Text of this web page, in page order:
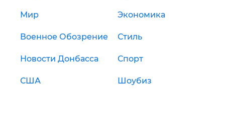
Мир Экономика
Военное Обозрение Стиль
Новости Донбасса Спорт
США Шоубиз